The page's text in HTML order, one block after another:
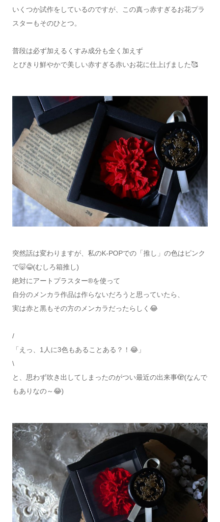
いくつか試作をしているのですが、この真っ赤すぎるお花プラ
スターもそのひとつ。
普段は必ず加えるくすみ成分も全く加えず
とびきり鮮やかで美しい赤すぎる赤いお花に仕上げました🥰
突然話は変わりますが、私のK-POPでの「推し」の色はピンク
で🐷😂(むしろ箱推し)
絶対にアートプラスター®を使って
自分のメンカラ作品は作らないだろうと思っていたら、
実は赤と黒もその方のメンカラだったらしく😂
/
「えっ、1人に3色もあることある？！😂」
\
と、思わず吹き出してしまったのがつい最近の出来事🫣(なんで
もありなの～😂)